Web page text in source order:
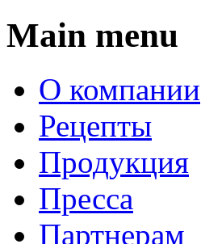
Main menu
О компании
Рецепты
Продукция
Пресса
Партнерам